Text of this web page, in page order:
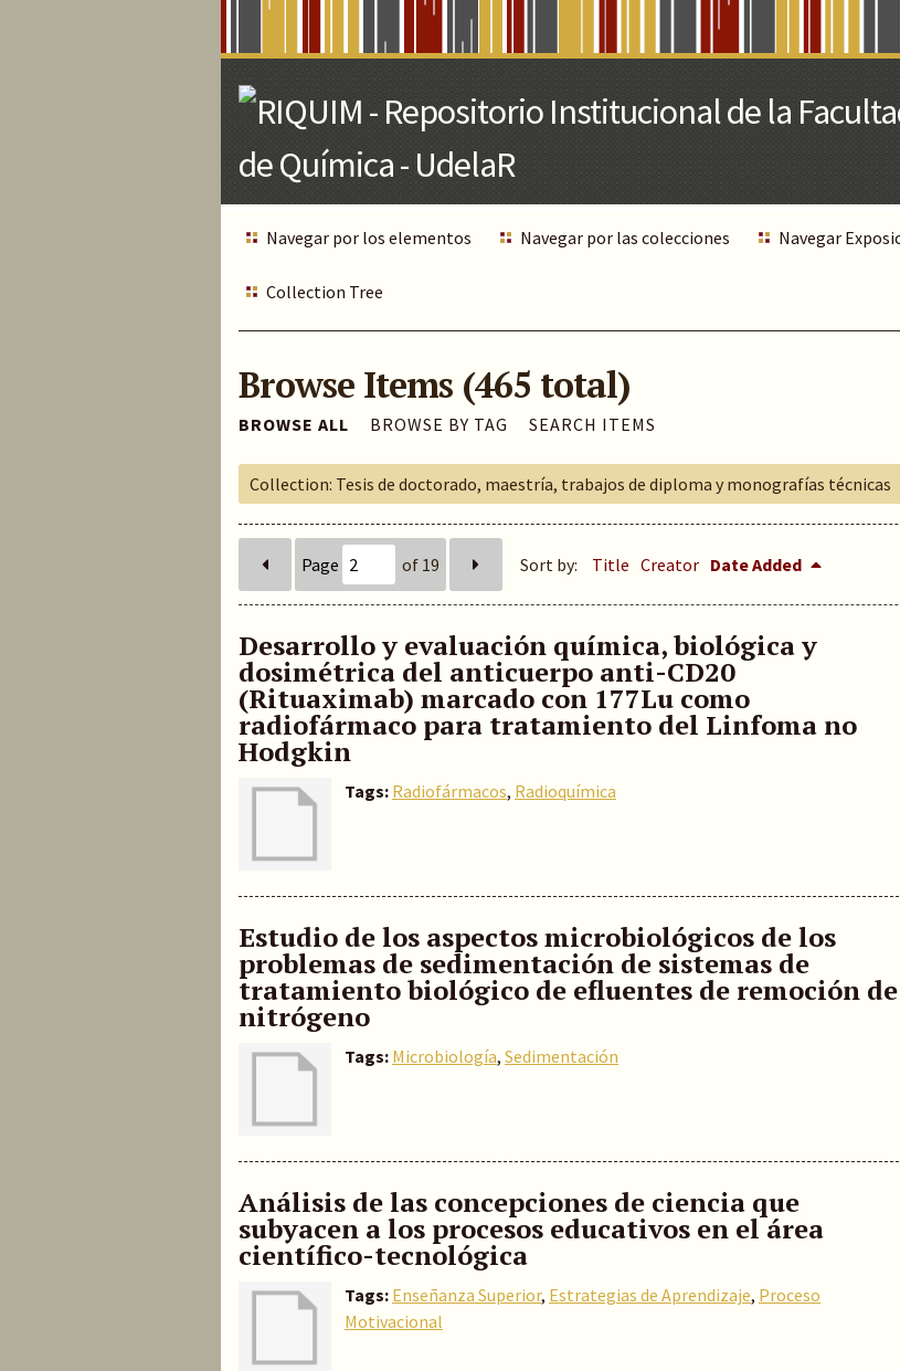
Navegar por los elementos Navegar por las colecciones Navegar
Collection Tree
Browse Items (465 total)
BROWSE ALL BROWSE BY TAG SEARCH ITEMS
Collection: Tesis de doctorado, maestría, trabajos de diploma y monografías técnicas
Page of 19 Sort by: Title Creator Date Added
Desarrollo y evaluación química, biológica y
dosimétrica del anticuerpo anti-CD20
(Rituaximab) marcado con 177Lu como
radiofármaco para tratamiento del Linfoma no
Hodgkin
Tags: Radiofármacos, Radioquímica
Estudio de los aspectos microbiológicos de los
problemas de sedimentación de sistemas de
tratamiento biológico de efluentes de remoción de
nitrógeno
Tags: Microbiología, Sedimentación
Análisis de las concepciones de ciencia que
subyacen a los procesos educativos en el área
científico-tecnológica
Tags: Enseñanza Superior, Estrategias de Aprendizaje, Proceso
Motivacional